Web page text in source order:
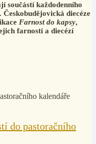
součástí každodenního
diecéze
Farnost do kapsy,
farností a diecézí
do pastoračního